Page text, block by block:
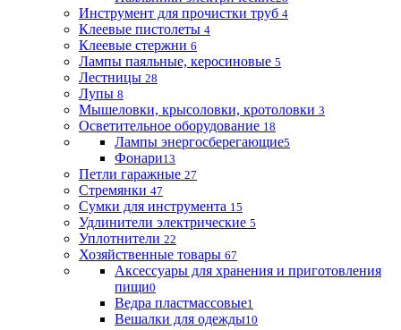
Инструмент для прочистки труб 4
Клеевые пистолеты 4
Клеевые стержни 6
Лампы паяльные, керосиновые 5
Лестницы 28
Лупы 8
Мышеловки, крысоловки, кротоловки 3
Осветительное оборудование 18
Лампы энергосберегающие5
Фонари13
Петли гаражные 27
Стремянки 47
Сумки для инструмента 15
Удлинители электрические 5
Уплотнители 22
Хозяйственные товары 67
Аксессуары для хранения и приготовления
пищи0
Ведра пластмассовые1
Вешалки для одежды10